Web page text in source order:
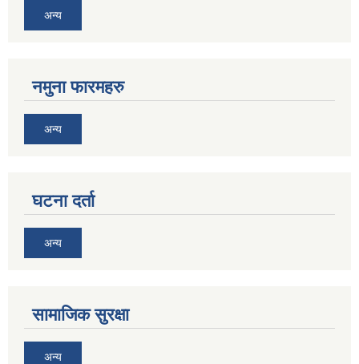
अन्य
नमुना फारमहरु
अन्य
घटना दर्ता
अन्य
सामाजिक सुरक्षा
अन्य